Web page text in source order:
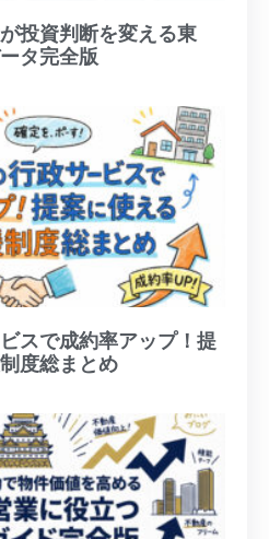
投資判断を変える東
タ完全版
スで成約率アップ！提
度総まとめ